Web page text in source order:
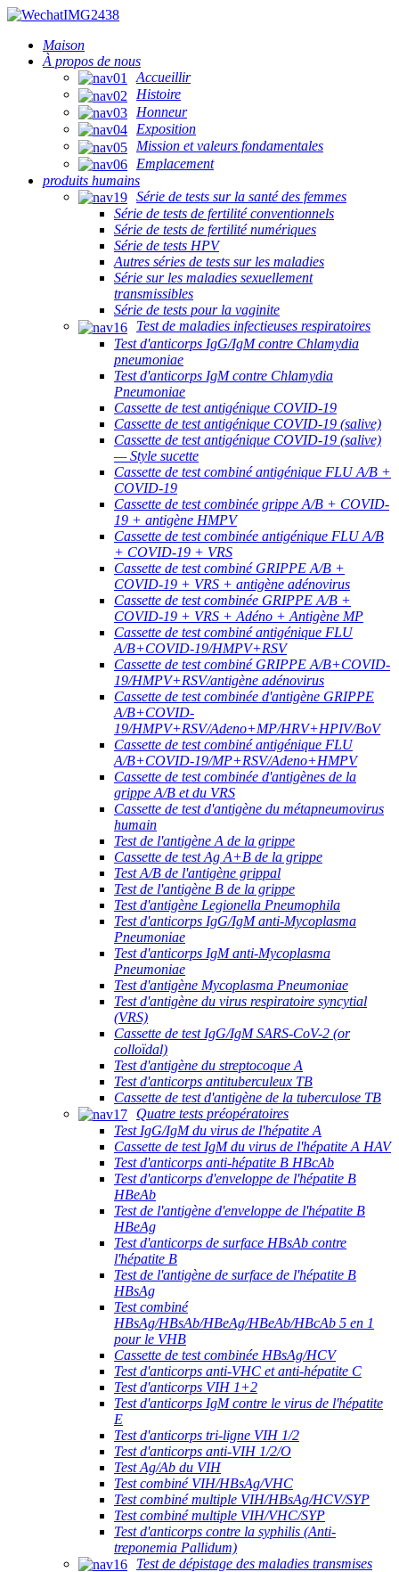
Maison
À propos de nous
Accueillir
Histoire
Honneur
Exposition
Mission et valeurs fondamentales
Emplacement
produits humains
Série de tests sur la santé des femmes
Série de tests de fertilité conventionnels
Série de tests de fertilité numériques
Série de tests HPV
Autres séries de tests sur les maladies
Série sur les maladies sexuellement
transmissibles
Série de tests pour la vaginite
Test de maladies infectieuses respiratoires
Test d'anticorps IgG/IgM contre Chlamydia
pneumoniae
Test d'anticorps IgM contre Chlamydia
Pneumoniae
Cassette de test antigénique COVID-19
Cassette de test antigénique COVID-19 (salive)
Cassette de test antigénique COVID-19 (salive)
— Style sucette
Cassette de test combiné antigénique FLU A/B +
COVID-19
Cassette de test combinée grippe A/B + COVID-
19 + antigène HMPV
Cassette de test combinée antigénique FLU A/B
+ COVID-19 + VRS
Cassette de test combiné GRIPPE A/B +
COVID-19 + VRS + antigène adénovirus
Cassette de test combinée GRIPPE A/B +
COVID-19 + VRS + Adéno + Antigène MP
Cassette de test combiné antigénique FLU
A/B+COVID-19/HMPV+RSV
Cassette de test combiné GRIPPE A/B+COVID-
19/HMPV+RSV/antigène adénovirus
Cassette de test combinée d'antigène GRIPPE
A/B+COVID-
19/HMPV+RSV/Adeno+MP/HRV+HPIV/BoV
Cassette de test combiné antigénique FLU
A/B+COVID-19/MP+RSV/Adeno+HMPV
Cassette de test combinée d'antigènes de la
grippe A/B et du VRS
Cassette de test d'antigène du métapneumovirus
humain
Test de l'antigène A de la grippe
Cassette de test Ag A+B de la grippe
Test A/B de l'antigène grippal
Test de l'antigène B de la grippe
Test d'antigène Legionella Pneumophila
Test d'anticorps IgG/IgM anti-Mycoplasma
Pneumoniae
Test d'anticorps IgM anti-Mycoplasma
Pneumoniae
Test d'antigène Mycoplasma Pneumoniae
Test d'antigène du virus respiratoire syncytial
(VRS)
Cassette de test IgG/IgM SARS-CoV-2 (or
colloïdal)
Test d'antigène du streptocoque A
Test d'anticorps antituberculeux TB
Cassette de test d'antigène de la tuberculose TB
Quatre tests préopératoires
Test IgG/IgM du virus de l'hépatite A
Cassette de test IgM du virus de l'hépatite A HAV
Test d'anticorps anti-hépatite B HBcAb
Test d'anticorps d'enveloppe de l'hépatite B
HBeAb
Test de l'antigène d'enveloppe de l'hépatite B
HBeAg
Test d'anticorps de surface HBsAb contre
l'hépatite B
Test de l'antigène de surface de l'hépatite B
HBsAg
Test combiné
HBsAg/HBsAb/HBeAg/HBeAb/HBcAb 5 en 1
pour le VHB
Cassette de test combinée HBsAg/HCV
Test d'anticorps anti-VHC et anti-hépatite C
Test d'anticorps VIH 1+2
Test d'anticorps IgM contre le virus de l'hépatite
E
Test d'anticorps tri-ligne VIH 1/2
Test d'anticorps anti-VIH 1/2/O
Test Ag/Ab du VIH
Test combiné VIH/HBsAg/VHC
Test combiné multiple VIH/HBsAg/HCV/SYP
Test combiné multiple VIH/VHC/SYP
Test d'anticorps contre la syphilis (Anti-
treponemia Pallidum)
Test de dépistage des maladies transmises